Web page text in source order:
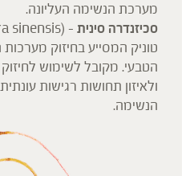
מערכת הנשימה העליונה.
סכיזנדרה סינית
טוניק המסייע בחיזוק מערכות
הטבעי. מקובל לשימוש
ולאיזון תחושות רגישות
הנשימה.